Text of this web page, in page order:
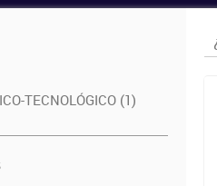
TECNOLÓGICO (1)